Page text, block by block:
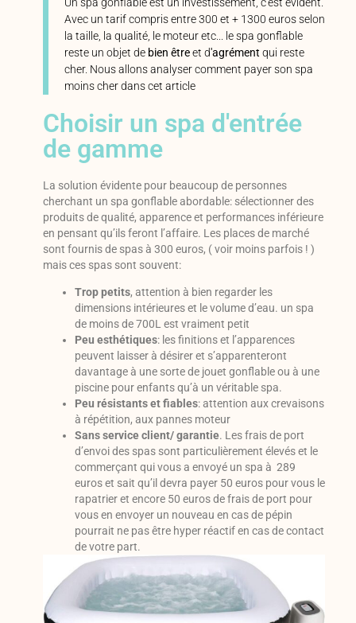
Avec un tarif compris entre 300 et + 1300 euros selon
la taille, la qualité, le moteur etc... le spa gonflable
reste un objet de bien êtreet d'agrément qui reste
cher. Nous allons analyser comment payer son spa
moins cher dans cet article
Choisir un spa d'entrée
de gamme
La solution évidente pour beaucoup de personnes
cherchant un spa gonflable abordable: sélectionner des
produits de qualité, apparence et performances inférieure
en pensant qu’ils feront l’affaire. Les places de marché
sont fournis de spas à 300 euros, ( voir moins parfois ! )
mais ces spas sont souvent:
Trop petits, attention à bien regarder les
dimensions intérieures et le volume d’eau. un spa
de moins de 700L est vraiment petit
Peu esthétiques: les finitions et l’apparences
peuvent laisser à désirer et s’apparenteront
davantage à une sorte de jouet gonflable ou à une
piscine pour enfants qu’à un véritable spa.
Peu résistants et fiables: attention aux crevaisons
à répétition, aux pannes moteur
Sans service client/ garantie. Les frais de port
d’envoi des spas sont particulièrement élevés et le
commerçant qui vous a envoyé un spa à 289
euros et sait qu’il devra payer 50 euros pour vous le
rapatrier et encore 50 euros de frais de port pour
vous en envoyer un nouveau en cas de pépin
pourrait ne pas être hyper réactif en cas de contact
de votre part.